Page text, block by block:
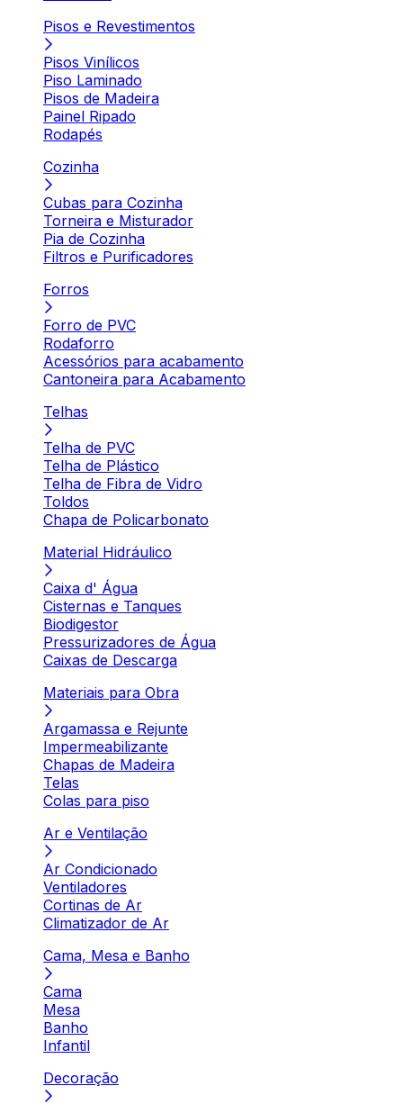
Pisos e Revestimentos
Pisos Vinílicos
Piso Laminado
Pisos de Madeira
Painel Ripado
Rodapés
Cozinha
Cubas para Cozinha
Torneira e Misturador
Pia de Cozinha
Filtros e Purificadores
Forros
Forro de PVC
Rodaforro
Acessórios para acabamento
Cantoneira para Acabamento
Telhas
Telha de PVC
Telha de Plástico
Telha de Fibra de Vidro
Toldos
Chapa de Policarbonato
Material Hidráulico
Caixa d' Água
Cisternas e Tanques
Biodigestor
Pressurizadores de Água
Caixas de Descarga
Materiais para Obra
Argamassa e Rejunte
Impermeabilizante
Chapas de Madeira
Telas
Colas para piso
Ar e Ventilação
Ar Condicionado
Ventiladores
Cortinas de Ar
Climatizador de Ar
Cama, Mesa e Banho
Cama
Mesa
Banho
Infantil
Decoração